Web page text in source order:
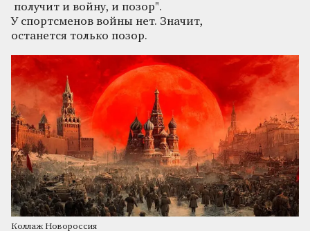
получит и войну, и позор".
У спортсменов войны нет. Значит,
останется только позор.
Коллаж Новороссия